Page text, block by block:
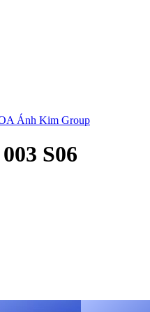
Ánh Kim Group
S06